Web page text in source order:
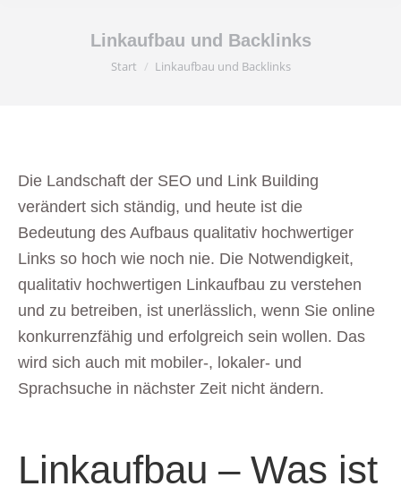
Linkaufbau und Backlinks
Sie befinden sich hier:
Start Linkaufbau und Backlinks
Die Landschaft der SEO und Link Building
verändert sich ständig, und heute ist die
Bedeutung des Aufbaus qualitativ hochwertiger
Links so hoch wie noch nie. Die Notwendigkeit,
qualitativ hochwertigen Linkaufbau zu verstehen
und zu betreiben, ist unerlässlich, wenn Sie online
konkurrenzfähig und erfolgreich sein wollen. Das
wird sich auch mit mobiler-, lokaler- und
Sprachsuche in nächster Zeit nicht ändern.
Linkaufbau – Was ist